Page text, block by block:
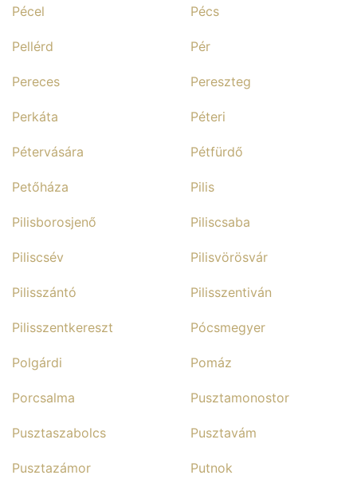
Pécel Pécs
Pellérd Pér
Pereces Pereszteg
Perkáta Péteri
Pétervására Pétfürdő
Petőháza Pilis
Pilisborosjenő Piliscsaba
Piliscsév Pilisvörösvár
Pilisszántó Pilisszentiván
Pilisszentkereszt Pócsmegyer
Polgárdi Pomáz
Porcsalma Pusztamonostor
Pusztaszabolcs Pusztavám
Pusztazámor Putnok